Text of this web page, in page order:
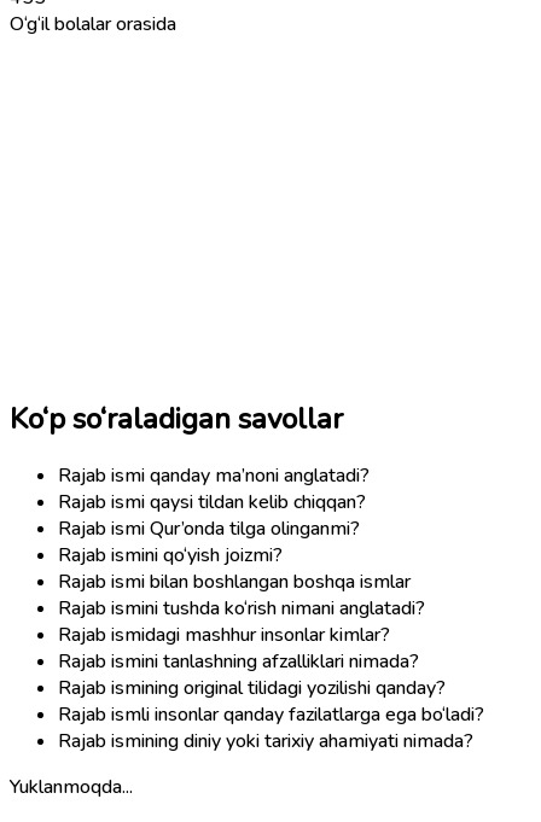
O‘g‘il bolalar orasida
Ko‘p so‘raladigan savollar
Rajab ismi qanday ma’noni anglatadi?
Rajab ismi qaysi tildan kelib chiqqan?
Rajab ismi Qur’onda tilga olinganmi?
Rajab ismini qo‘yish joizmi?
Rajab ismi bilan boshlangan boshqa ismlar
Rajab ismini tushda ko‘rish nimani anglatadi?
Rajab ismidagi mashhur insonlar kimlar?
Rajab ismini tanlashning afzalliklari nimada?
Rajab ismining original tilidagi yozilishi qanday?
Rajab ismli insonlar qanday fazilatlarga ega bo‘ladi?
Rajab ismining diniy yoki tarixiy ahamiyati nimada?
Yuklanmoqda...